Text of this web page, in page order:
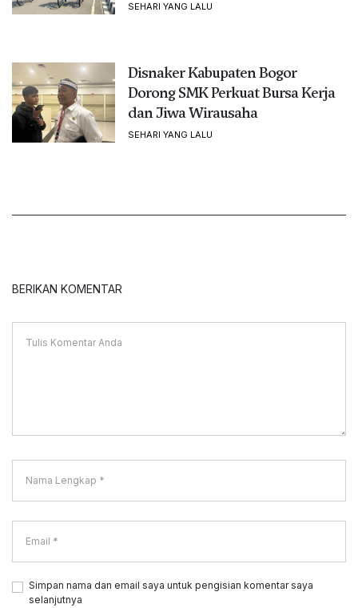
SEHARI YANG LALU
Disnaker Kabupaten Bogor
Dorong SMK Perkuat Bursa Kerja
dan Jiwa Wirausaha
SEHARI YANG LALU
BERIKAN KOMENTAR
Simpan nama dan email saya untuk pengisian komentar saya
selanjutnya